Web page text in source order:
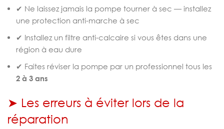
✔ Ne laissez jamais la pompe tourner à sec — installez
une protection anti-marche à sec
✔ Installez un filtre anti-calcaire si vous êtes dans une
région à eau dure
✔ Faites réviser la pompe par un professionnel tous les
2 à 3 ans
➤ Les erreurs à éviter lors de la
réparation